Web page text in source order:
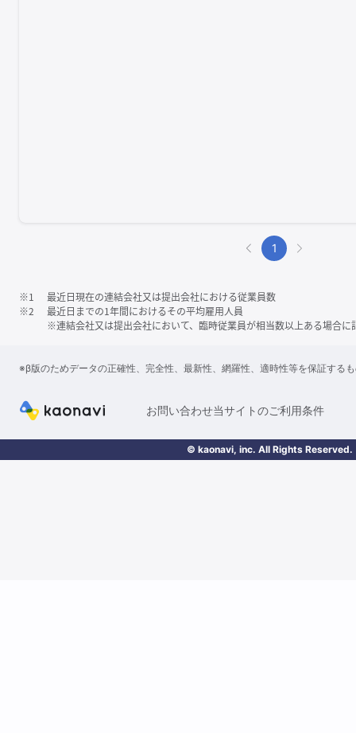
1
※1
最近日現在の連結会社又は提出会社における従業員数
※2
最近日までの1年間におけるその平均雇用人員
※連結会社又は提出会社において、臨時従業員が相当数以上ある場合に
※β版のためデータの正確性、完全性、最新性、網羅性、適時性等を保証する
お問い合わせ当サイトのご利用条件
© kaonavi, inc. All Rights Reserved.